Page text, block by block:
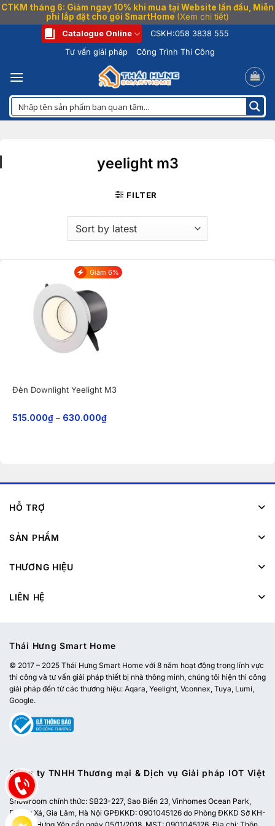
CTKM tháng 6: Giảm ngay 10% khi mua tại Website lần đầu, Miễn
phí lắp đặt cho gói SmartHome (Xem chi tiết)
dung
Catalogue Online CSKH:058 3838 555
Tư vấn giải pháp
Công Trình Thi Công
yeelight m3
FILTER
Giảm 6%
Đèn Downlight Yeelight M3
515.000₫– 630.000₫
HỖ TRỢ
SẢN PHẨM
THƯƠNG HIỆU
LIÊN HỆ
Thái Hưng Smart Home
© 2017 – 2025 Thái Hưng Smart Home với 8 năm hoạt động trong lĩnh vực
thi công và tư vấn giải pháp thiết bị nhà thông minh, chúng tôi hiện thi công
giải pháp đến từ các thương hiệu: Aqara, Yeelight, Vconnex, Tuya, Lumi,
Google.
Công ty TNHH Thương mại & Dịch vụ Giải pháp IOT Việt
Nam
Showroom chính thức: SB23-227, Sao Biển 23, Vinhomes Ocean Park,
Dương Xá, Gia Lâm, Hà Nội GPĐKKD: 0901045126 do Phòng ĐKKD Sở KH-